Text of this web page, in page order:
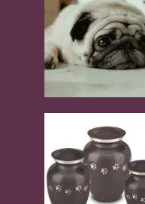
Ålesund Dyreklinikk
Ålesund Dyreklinikk &
smådyrklinikk med
Closed